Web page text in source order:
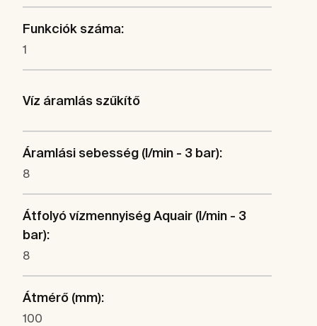
Funkciók száma:
1
Víz áramlás szűkítő
Áramlási sebesség (l/min - 3 bar):
8
Átfolyó vízmennyiség Aquair (l/min - 3
bar):
8
Átmérő (mm):
100